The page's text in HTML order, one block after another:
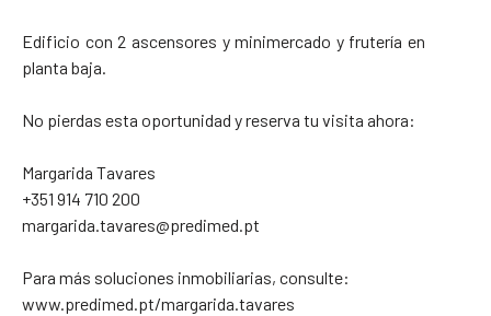
Edificio con 2 ascensores y minimercado y frutería en
planta baja.
No pierdas esta oportunidad y reserva tu visita ahora:
Margarida Tavares
+351 914 710 200
margarida.tavares@predimed.pt
Para más soluciones inmobiliarias, consulte:
www.predimed.pt/margarida.tavares